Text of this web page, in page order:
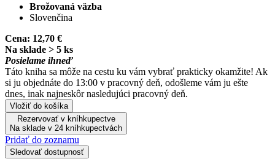
Brožovaná väzba
Slovenčina
Cena: 12,70 €
Na sklade > 5 ks
Posielame ihneď
Táto kniha sa môže na cestu ku vám vybrať prakticky okamžite! Ak
si ju objednáte do 13:00 v pracovný deň, odošleme vám ju ešte
dnes, inak najneskôr nasledujúci pracovný deň.
Vložiť do košíka
Rezervovať v kníhkupectve
Na sklade v 24 kníhkupectvách
Pridať do zoznamu
Sledovať dostupnosť